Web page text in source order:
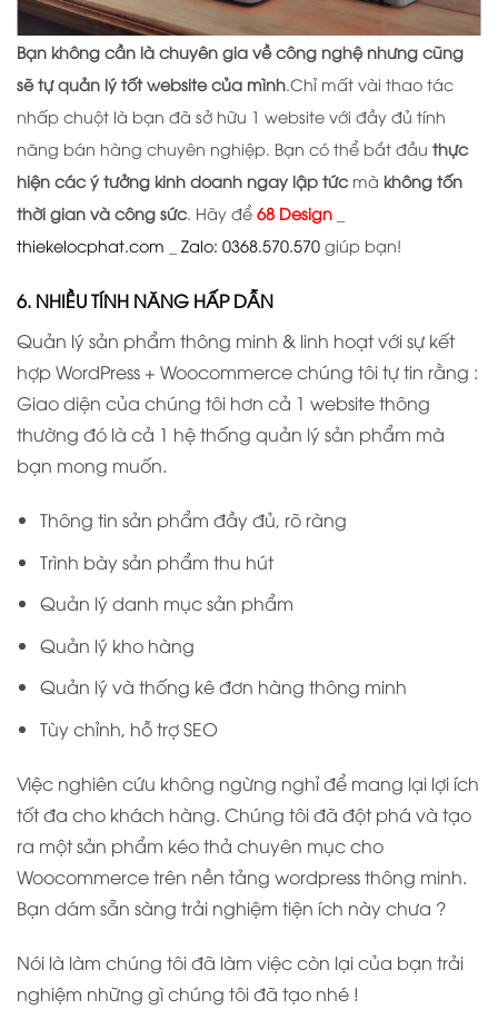
Bạn không cần là chuyên gia về công nghệ nhưng cũng
sẽ tự quản lý tốt website của mình.Chỉ mất vài thao tác
nhấp chuột là bạn đã sở hữu 1 website với đầy đủ tính
năng bán hàng chuyên nghiệp. Bạn có thể bắt đầu thực
hiện các ý tưởng kinh doanh ngay lập tứcmà không tốn
thời gian và công sức. Hãy để 68 Design
thiekelocphat.com
Zalo: 0368.570.570 giúp bạn!
6. NHIỀU TÍNH NĂNG HẤP DẪN
Quản lý sản phẩm thông minh & linh hoạt với sự kết
hợp WordPress + Woocommerce chúng tôi tự tin rằng :
Giao diện của chúng tôi hơn cả 1 website thông
thường đó là cả 1 hệ thống quản lý sản phẩm mà
bạn mong muốn.
Thông tin sản phẩm đầy đủ, rõ ràng
Trình bày sản phẩm thu hút
Quản lý danh mục sản phẩm
Quản lý kho hàng
Quản lý và thống kê đơn hàng thông minh
Tùy chỉnh, hỗ trợ SEO
Việc nghiên cứu không ngừng nghỉ để mang lại lợi ích
tốt đa cho khách hàng. Chúng tôi đã đột phá và tạo
ra một sản phẩm kéo thả chuyên mục cho
Woocommerce trên nền tảng wordpress thông minh.
Bạn dám sẵn sàng trải nghiệm tiện ích này chưa ?
Nói là làm chúng tôi đã làm việc còn lại của bạn trải
nghiệm những gì chúng tôi đã tạo nhé !